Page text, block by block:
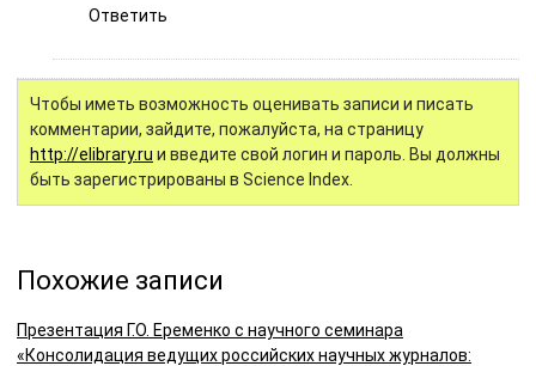
Ответить
Чтобы иметь возможность оценивать записи и писать
комментарии, зайдите, пожалуйста, на страницу
http://elibrary.ru и введите свой логин и пароль. Вы должны
быть зарегистрированы в Science Index.
Похожие записи
Презентация Г.О. Еременко с научного семинара
«Консолидация ведущих российских научных журналов: